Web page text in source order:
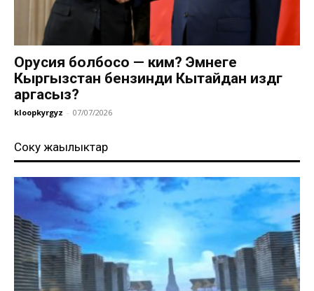
Орусия болбосо — ким? Эмнеге
Кыргызстан бензинди Кытайдан издөөгө
аргасыз?
kloopkyrgyz - 07/07/2026
Соңку жаңылыктар